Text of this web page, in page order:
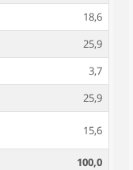
18,6
25,9
3,7
25,9
15,6
100,0